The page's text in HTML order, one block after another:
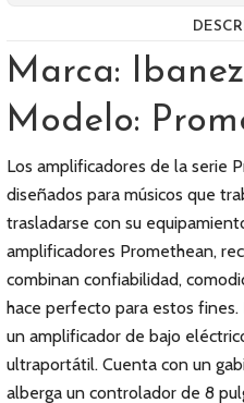
Marca: Ibanez
Modelo:
Los amplificadores de la serie
diseñados para músicos que
trasladarse con su
amplificadores Promethean,
combinan confiabilidad,
hace perfecto para estos
un amplificador de bajo
ultraportátil. Cuenta con un
alberga un controlador de 8